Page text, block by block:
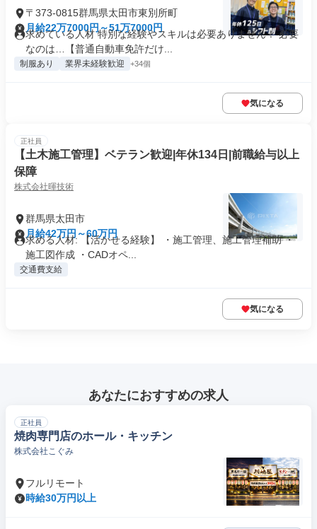
〒373-0815群馬県太田市東別所町
月給22万7000円～51万7000円
求めている人材 特別な経験やスキルは必要ありません！ 必要
なのは…【普通自動車免許だけ...
制服あり 業界未経験歓迎 +34個
気になる
正社員
【土木施工管理】ベテラン歓迎|年休134日|前職給与以上
保障
株式会社暉技術
群馬県太田市
月給42万円～60万円
求める人材: 【活かせる経験】 ・施工管理、施工管理補助 ・
施工図作成 ・CADオペ...
交通費支給
気になる
あなたにおすすめの求人
正社員
焼肉専門店のホール・キッチン
株式会社こぐみ
フルリモート
時給30万円以上